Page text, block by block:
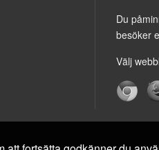
Du
besöker
Välj